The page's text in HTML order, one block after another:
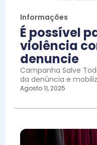
Informações
É possível
violência
denuncie
Campanha Salve
da denúncia e
Agosto 11, 2025